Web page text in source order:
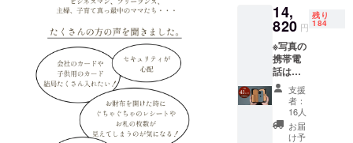
いスタン
ダードを創
造してい
く。それが
INCROCI
MILANOのブ
ランドミッ
ションで
14,
820 円
残り
184
※写真の
携帯電
話は付
属しま
せん
【早割
43％OF
F】 一
支援
者：
16人
お届
け予